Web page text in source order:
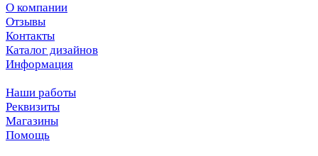
О компании
Отзывы
Контакты
Каталог дизайнов
Информация
Наши работы
Реквизиты
Магазины
Помощь